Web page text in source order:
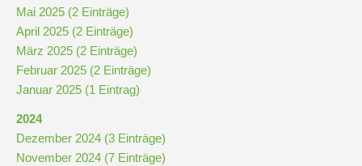
Was
war?
Organisatorisches
Terminplan
Mai 2025 (2 Einträge)
April 2025 (2 Einträge)
März 2025 (2 Einträge)
Februar 2025 (2 Einträge)
Januar 2025 (1 Eintrag)
2024
Dezember 2024 (3 Einträge)
November 2024 (7 Einträge)